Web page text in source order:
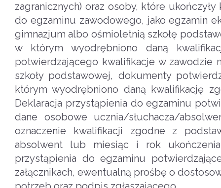
zagranicznych) oraz osoby, które
do egzaminu zawodowego, jako egzamin
gimnazjum albo ośmioletnią szkołę
w którym ‎wyodrębniono daną
potwierdzającego kwalifikacje w zawodzie
szkoły podstawowej, dokumenty
którym wyodrębniono daną kwalifikację
Deklaracja przystąpienia do egzaminu
dane osobowe ucznia/słuchacza/
oznaczenie kwalifikacji zgodne z
absolwent lub miesiąc i rok
przystąpienia do egzaminu
załącznikach, ewentualną prośbę o